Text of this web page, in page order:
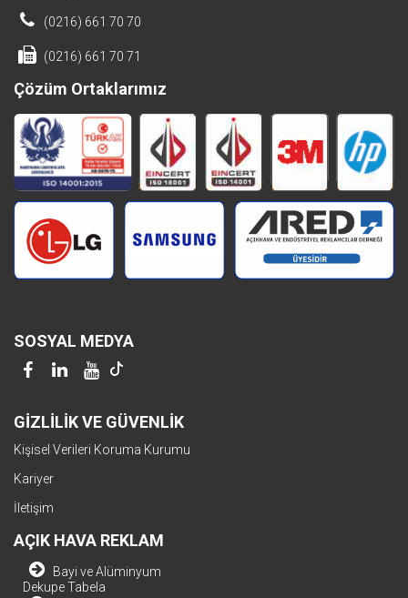
(0216) 661 70 70
(0216) 661 70 71
Çözüm Ortaklarımız
SOSYAL MEDYA
GİZLİLİK VE GÜVENLİK
Kişisel Verileri Koruma Kurumu
Kariyer
İletişim
AÇIK HAVA REKLAM
Bayi ve Alüminyum
Dekupe Tabela